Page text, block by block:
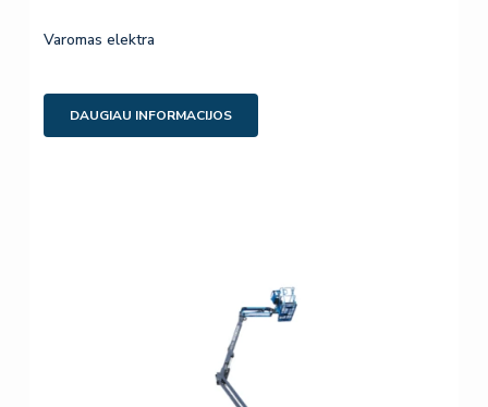
Varomas elektra
DAUGIAU INFORMACIJOS